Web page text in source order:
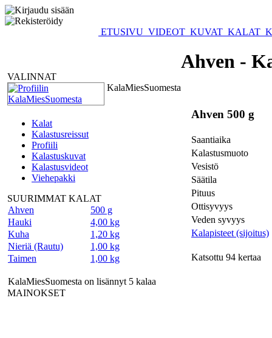
ETUSIVU VIDEOT KUVAT KALAT
VALINNAT
KalaMiesSuomesta
Kalat
Kalastusreissut
Profiili
Kalastuskuvat
Kalastusvideot
Viehepakki
SUURIMMAT KALAT
Ahven
500 g
Hauki
4,00 kg
Kuha
1,20 kg
Nieriä (Rautu)
1,00 kg
Taimen
1,00 kg
KalaMiesSuomesta on lisännyt 5 kalaa
MAINOKSET
Ahven -
Ahven 500 g
Saantiaika
Kalastusmuoto
Vesistö
Säätila
Pituus
Ottisyvyys
Veden syvyys
Kalapisteet (sijoitus)
Katsottu 94 kertaa